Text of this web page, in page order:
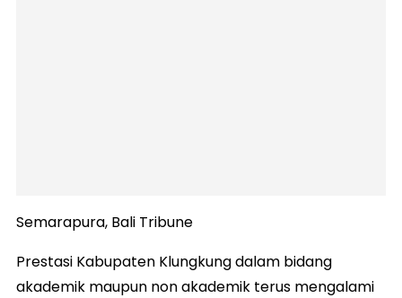
Semarapura, Bali Tribune
Prestasi Kabupaten Klungkung dalam bidang
akademik maupun non akademik terus mengalami